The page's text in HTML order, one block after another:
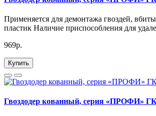
Применяется для демонтажа гвоздей,
пластик Наличие приспособления для
969р.
Купить
Гвоздодер кованный, серия «ПРОФИ»